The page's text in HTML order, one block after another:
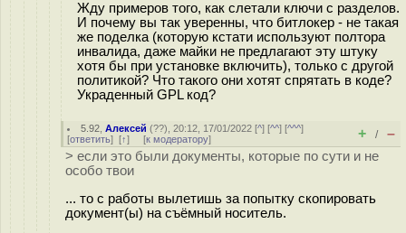
Жду примеров того, как слетали ключи с разделов.
И почему вы так уверенны, что битлокер - не такая
же поделка (которую кстати используют полтора
инвалида, даже майки не предлагают эту штуку
хотя бы при установке включить), только с другой
политикой? Что такого они хотят спрятать в коде?
Украденный GPL код?
5.92 ,Алексей (??), 20:12, 17/01/2022 [^] [^^] [^^^]
[ответить] [↑] [к модератору] + / –
> если это были документы, которые по сути и не
особо твои
... то с работы вылетишь за попытку скопировать
документ(ы) на съёмный носитель.